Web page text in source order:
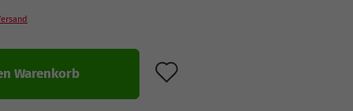
Warenkorb